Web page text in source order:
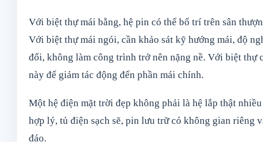
Với biệt thự mái bằng, hệ pin có thể bố trí trên sân
Với biệt thự mái ngói, cần khảo sát kỹ hướng mái, độ
đối, không làm công trình trở nên nặng nề. Với biệt thự
này để giảm tác động đến phần mái chính.
Một hệ điện mặt trời đẹp không phải là hệ lắp thật
hợp lý, tủ điện sạch sẽ, pin lưu trữ có không gian riêng
đáo.